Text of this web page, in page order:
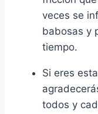
veces se
babosas y
tiempo.
Si eres
todos y